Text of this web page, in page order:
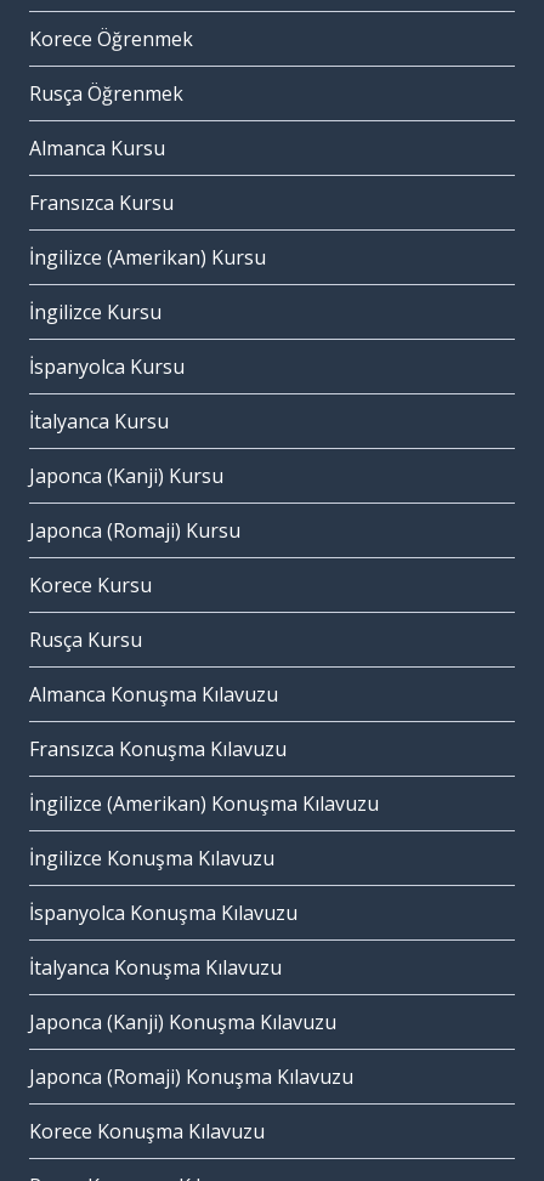
Korece Öğrenmek
Rusça Öğrenmek
Almanca Kursu
Fransızca Kursu
İngilizce (Amerikan) Kursu
İngilizce Kursu
İspanyolca Kursu
İtalyanca Kursu
Japonca (Kanji) Kursu
Japonca (Romaji) Kursu
Korece Kursu
Rusça Kursu
Almanca Konuşma Kılavuzu
Fransızca Konuşma Kılavuzu
İngilizce (Amerikan) Konuşma Kılavuzu
İngilizce Konuşma Kılavuzu
İspanyolca Konuşma Kılavuzu
İtalyanca Konuşma Kılavuzu
Japonca (Kanji) Konuşma Kılavuzu
Japonca (Romaji) Konuşma Kılavuzu
Korece Konuşma Kılavuzu